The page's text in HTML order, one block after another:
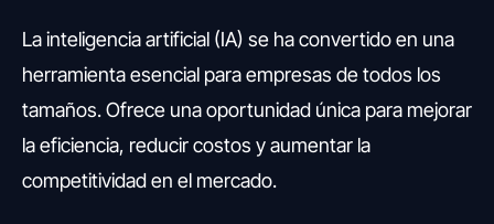
La inteligencia artificial (IA) se ha convertido en una
herramienta esencial para empresas de todos los
tamaños. Ofrece una oportunidad única para mejorar
la eficiencia, reducir costos y aumentar la
competitividad en el mercado.